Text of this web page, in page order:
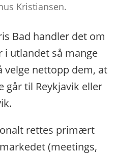
Kristiansen.
Bad handler det om
i utlandet så mange
nettopp dem, at
går til Reykjavik eller
rettes primært
(meetings,